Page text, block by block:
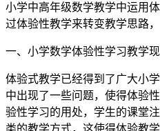
小学中高年级数学教学中运用
过体验性教学来转变教学思路
一、小学数学体验性学习教学
体验式教学已经得到了广大小
中出现了一些问题，使得体验
验性学习的用处，学生的课堂
类的教学方式，这使得体验教学